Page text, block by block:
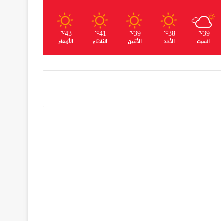
39
℃
السبت
38
℃
الأحد
39
℃
الأثنين
41
℃
الثلاثاء
43
℃
الأربعاء